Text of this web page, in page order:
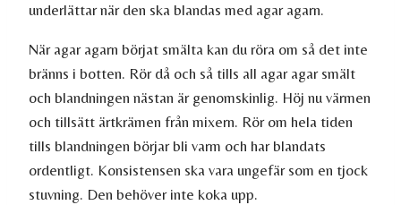
underlättar när den ska blandas med agar agarn.
När agar agarn börjat smälta kan du röra om så det inte
bränns i botten. Rör då och så tills all agar agar smält
och blandningen nästan är genomskinlig. Höj nu värmen
och tillsätt ärtkrämen från mixern. Rör om hela tiden
tills blandningen börjar bli varm och har blandats
ordentligt. Konsistensen ska vara ungefär som en tjock
stuvning. Den behöver inte koka upp.